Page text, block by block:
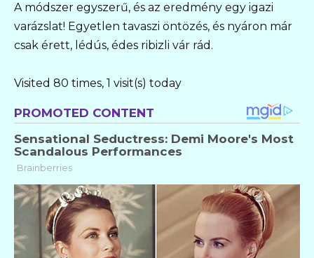
A módszer egyszerű, és az eredmény egy igazi
varázslat! Egyetlen tavaszi öntözés, és nyáron már
csak érett, lédús, édes ribizli vár rád.
Visited 80 times, 1 visit(s) today